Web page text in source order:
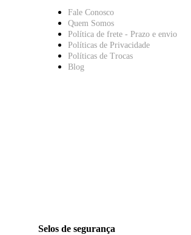
Fale Conosco
Quem Somos
Política de frete - Prazo e envio
Políticas de Privacidade
Políticas de Trocas
Blog
Selos de segurança